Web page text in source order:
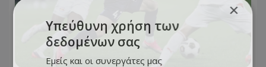
×
Υπεύθυνη χρήση των
δεδομένων σας
Εμείς και οι συνεργάτες μας